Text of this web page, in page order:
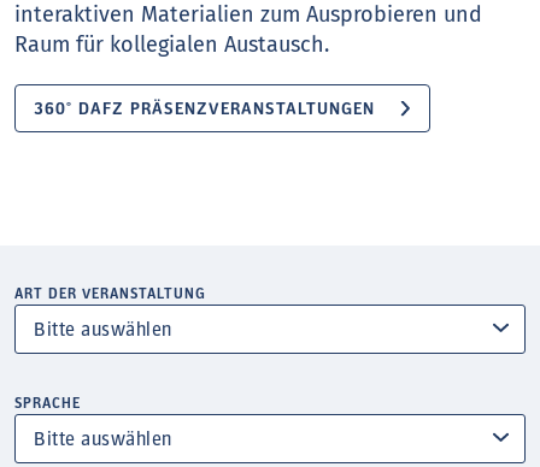
interaktiven Materialien zum Ausprobieren und
Raum für kollegialen Austausch.
360° DAFZ PRÄSENZVERANSTALTUNGEN
ART DER VERANSTALTUNG
SPRACHE